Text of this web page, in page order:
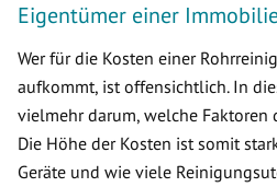
Eigentümer einer
Wer für die Kosten einer
aufkommt, ist offensichtlich. In
vielmehr darum, welche Faktoren
Die Höhe der Kosten ist somit
Geräte und wie viele